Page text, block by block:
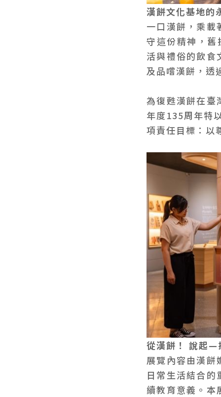
漢餅文化基地的
一口漢餅，乘載
守這份精神，
活與禮俗的飲食
及品嚐漢餅，透
為復甦漢餅在臺
年度135周年特
項責任目標：以
從漢餅！ 說起—
展覽內容由漢餅
日常生活結合
續教育意義。本